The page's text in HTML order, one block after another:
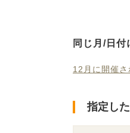
同じ月/日
12月に開催
指定し